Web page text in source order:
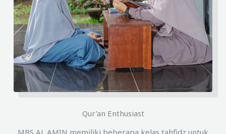
Qur'an Enthusiast